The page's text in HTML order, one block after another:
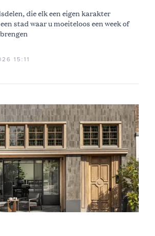
die elk een eigen karakter
stad waar u moeiteloos een week of
15:11